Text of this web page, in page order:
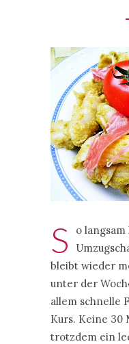
S
o
bleibt wieder
unter der
allem schnelle
Kurs. Keine 30
trotzdem ein